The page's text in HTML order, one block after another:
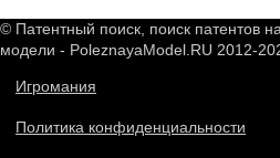
© Патентный поиск, поиск патентов
модели - PoleznayaModel.RU 2012-
Игромания
Политика конфиденциальности